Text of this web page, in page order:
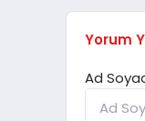
Yorum
Ad